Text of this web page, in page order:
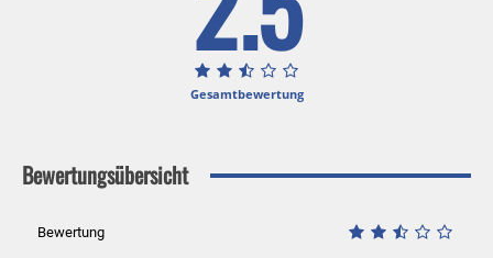
Gesamtbewertung
Bewertungsübersicht
Bewertung